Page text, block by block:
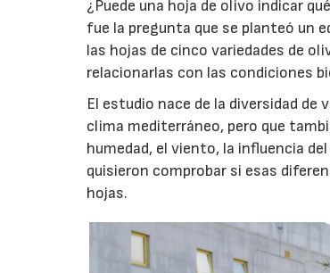
¿Puede una hoja de olivo indicar
fue la pregunta que se planteó un
las hojas de cinco variedades de
relacionarlas con las condiciones
El estudio nace de la diversidad
clima mediterráneo, pero que
humedad, el viento, la influencia
quisieron comprobar si esas
hojas.